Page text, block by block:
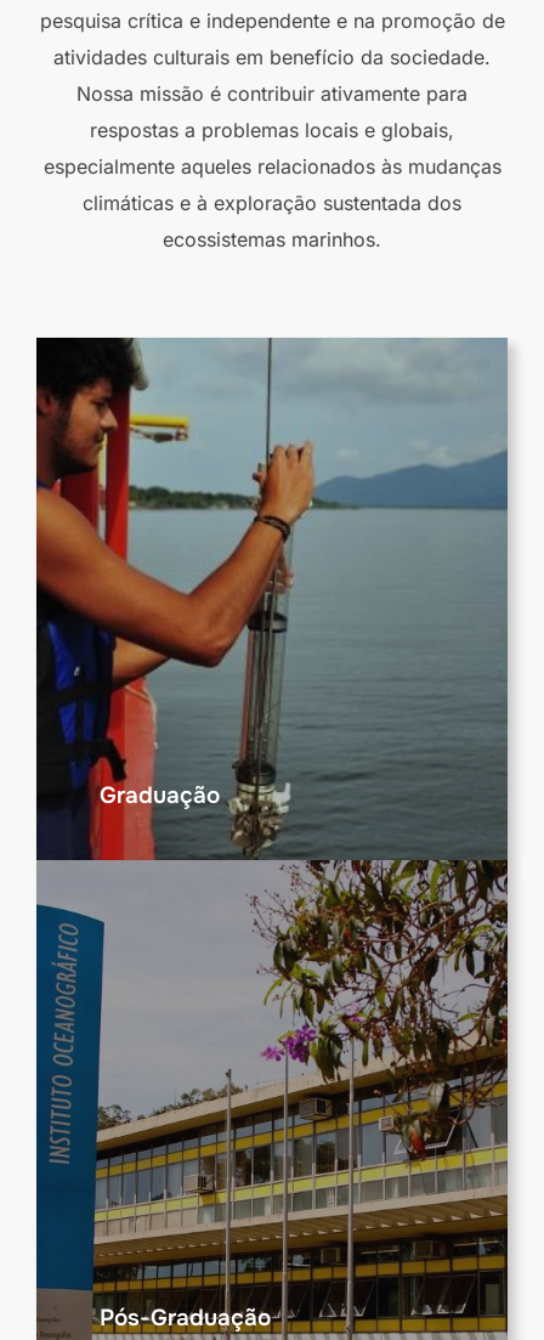
pesquisa crítica e independente e na promoção de
atividades culturais em benefício da sociedade.
Nossa missão é contribuir ativamente para
respostas a problemas locais e globais,
especialmente aqueles relacionados às mudanças
climáticas e à exploração sustentada dos
ecossistemas marinhos.
Graduação
Pós-Graduação